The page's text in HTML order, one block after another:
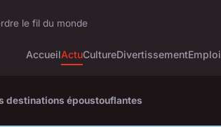
le fil du monde
AccueilActuCultureDivertissementEmploi
destinations époustouflantes